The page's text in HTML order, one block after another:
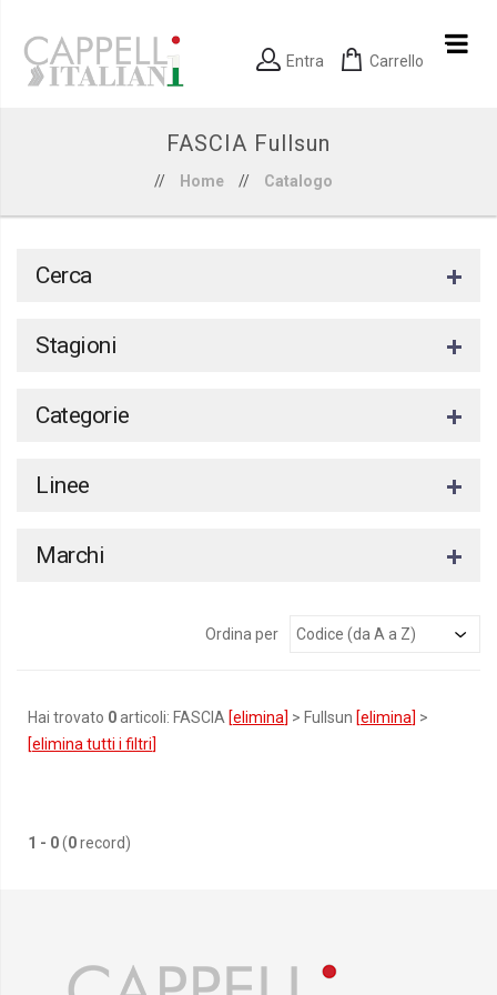
Entra Carrello
FASCIA Fullsun
// Home // Catalogo
Cerca
Stagioni
Categorie
Linee
Marchi
Ordina per
Hai trovato 0articoli: FASCIA [elimina] > Fullsun [elimina] >
[elimina tutti i filtri]
1 - 0(0record)